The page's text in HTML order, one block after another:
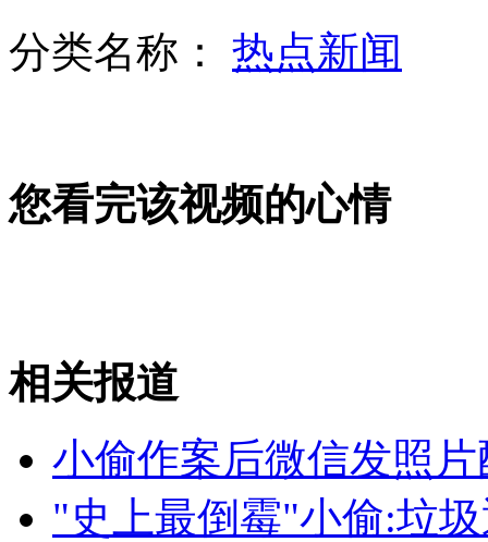
山西运城恶犬咬伤多人 警民合力深夜将其击毙
女孩北京地铁殴打老人 痛下狠手拳打脚踢
分类名称： 热点新闻
您看完该视频的心情
相关报道
小偷作案后微信发照
"史上最倒霉"小偷:垃